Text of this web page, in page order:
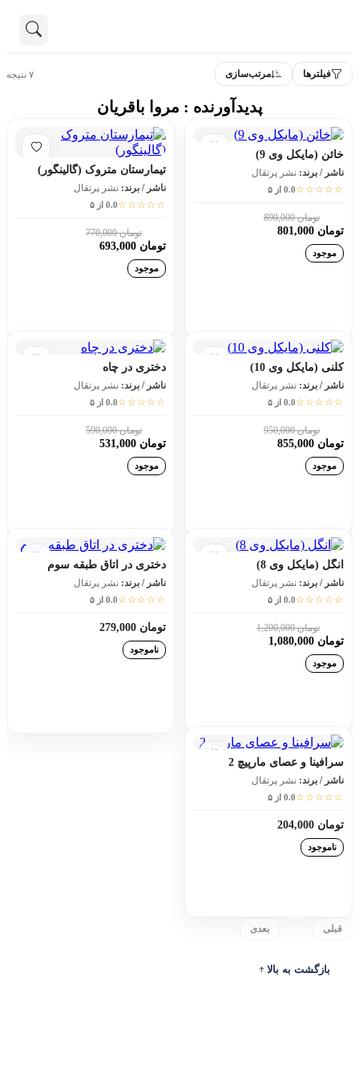
ترجمه‌شده توسط مروا باقریان
هنوز جستجویی انجام نشده است.
درباره ما
همه محصولات
دسته بندی
فیلترها مرتب‌سازی ۷ نتیجه
پدیدآورنده : مروا باقریان
خائن (مایکل وی 9)
ناشر / برند: نشر پرتقال
☆☆☆☆☆0.0 از ۵
تومان 890,000
تومان 801,000
موجود
تیمارستان متروک (گالینگور)
ناشر / برند: نشر پرتقال
☆☆☆☆☆0.0 از ۵
تومان 770,000
تومان 693,000
موجود
کلنی (مایکل وی 10)
ناشر / برند: نشر پرتقال
☆☆☆☆☆0.0 از ۵
تومان 950,000
تومان 855,000
موجود
دختری در چاه
ناشر / برند: نشر پرتقال
☆☆☆☆☆0.0 از ۵
تومان 590,000
تومان 531,000
موجود
انگل (مایکل وی 8)
ناشر / برند: نشر پرتقال
☆☆☆☆☆0.0 از ۵
تومان 1,200,000
تومان 1,080,000
موجود
دختری در اتاق طبقه سوم
ناشر / برند: نشر پرتقال
☆☆☆☆☆0.0 از ۵
تومان 279,000
ناموجود
سرافینا و عصای مارپیچ 2
ناشر / برند: نشر پرتقال
☆☆☆☆☆0.0 از ۵
تومان 204,000
ناموجود
قبلی بعدی
بازگشت به بالا